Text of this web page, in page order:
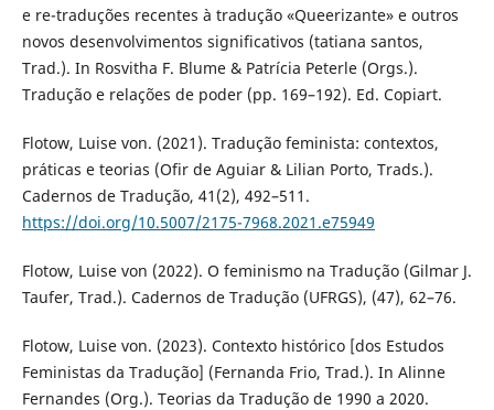
e re-traduções recentes à tradução «Queerizante» e outros
novos desenvolvimentos significativos (tatiana santos,
Trad.). In Rosvitha F. Blume & Patrícia Peterle (Orgs.).
Tradução e relações de poder (pp. 169–192). Ed. Copiart.
Flotow, Luise von. (2021). Tradução feminista: contextos,
práticas e teorias (Ofir de Aguiar & Lilian Porto, Trads.).
Cadernos de Tradução, 41(2), 492–511.
https://doi.org/10.5007/2175-7968.2021.e75949
Flotow, Luise von (2022). O feminismo na Tradução (Gilmar J.
Taufer, Trad.). Cadernos de Tradução (UFRGS), (47), 62–76.
Flotow, Luise von. (2023). Contexto histórico [dos Estudos
Feministas da Tradução] (Fernanda Frio, Trad.). In Alinne
Fernandes (Org.). Teorias da Tradução de 1990 a 2020.